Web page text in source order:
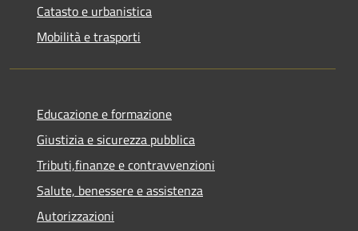
Catasto e urbanistica
Mobilità e trasporti
Educazione e formazione
Giustizia e sicurezza pubblica
Tributi,finanze e contravvenzioni
Salute, benessere e assistenza
Autorizzazioni